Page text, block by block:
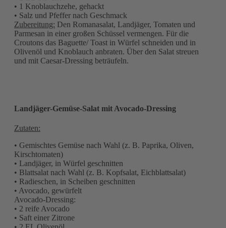
• 1 Knoblauchzehe, gehackt
• Salz und Pfeffer nach Geschmack
Zubereitung: Den Romanasalat, Landjäger, Tomaten und
Parmesan in einer großen Schüssel vermengen. Für die
Croutons das Baguette/ Toast in Würfel schneiden und in
Olivenöl und Knoblauch anbraten. Über den Salat streuen
und mit Caesar-Dressing beträufeln.
Landjäger-Gemüse-Salat mit Avocado-Dressing
Zutaten:
• Gemischtes Gemüse nach Wahl (z. B. Paprika, Oliven,
Kirschtomaten)
• Landjäger, in Würfel geschnitten
• Blattsalat nach Wahl (z. B. Kopfsalat, Eichblattsalat)
• Radieschen, in Scheiben geschnitten
• Avocado, gewürfelt
Avocado-Dressing:
• 2 reife Avocado
• Saft einer Zitrone